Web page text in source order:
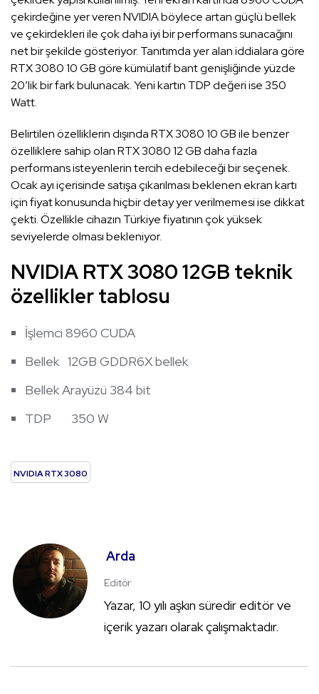
çekirdeğine yer veren NVIDIA böylece artan güçlü bellek
ve çekirdekleri ile çok daha iyi bir performans sunacağını
net bir şekilde gösteriyor. Tanıtımda yer alan iddialara göre
RTX 3080 10 GB göre kümülatif bant genişliğinde yüzde
20’lik bir fark bulunacak. Yeni kartın TDP değeri ise 350
Watt.
Belirtilen özelliklerin dışında RTX 3080 10 GB ile benzer
özelliklere sahip olan RTX 3080 12 GB daha fazla
performans isteyenlerin tercih edebileceği bir seçenek.
Ocak ayı içerisinde satışa çıkarılması beklenen ekran kartı
için fiyat konusunda hiçbir detay yer verilmemesi ise dikkat
çekti. Özellikle cihazın Türkiye fiyatının çok yüksek
seviyelerde olması bekleniyor.
NVIDIA RTX 3080 12GB teknik
özellikler tablosu
İşlemci 8960 CUDA
Bellek 12GB GDDR6X bellek
Bellek Arayüzü 384 bit
TDP 350 W
NVIDIA RTX 3080
Arda
Editör
Yazar, 10 yılı aşkın süredir editör ve
içerik yazarı olarak çalışmaktadır.